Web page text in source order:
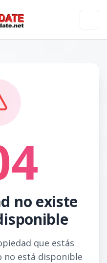
no existe
que estás
no está disponible